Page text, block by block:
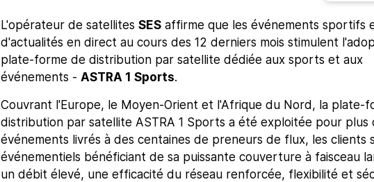
L'opérateur de satellites SESaffirme que les événements sportifs
d'actualités en direct au cours des 12 derniers mois stimulent
plate-forme de distribution par satellite dédiée aux sports et aux
événements - ASTRA 1 Sports.
Couvrant l'Europe, le Moyen-Orient et l'Afrique du Nord, la plate-
distribution par satellite ASTRA 1 Sports a été exploitée pour plus
événements livrés à des centaines de preneurs de flux, les clients
événementiels bénéficiant de sa puissante couverture à faisceau
un débit élevé, une efficacité du réseau renforcée, flexibilité et